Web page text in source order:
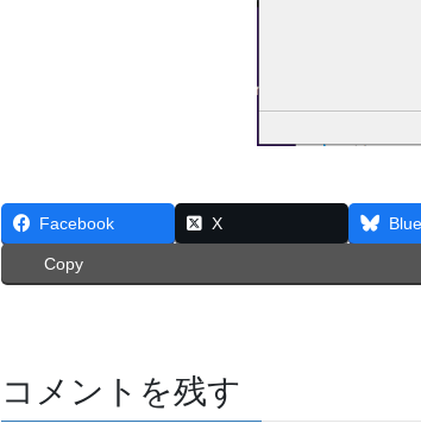
Facebook X
Copy
コメントを残す